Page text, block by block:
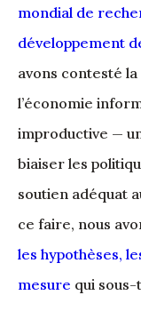
mondial de
développement
avons contesté
l’économie
improductive —
biaiser les
soutien adéquat
ce faire, nous
les hypothèses,
mesure qui